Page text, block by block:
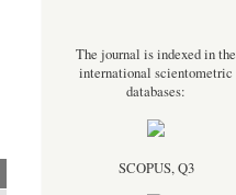
The journal is indexed in the
international scientometric
databases:
SCOPUS, Q3